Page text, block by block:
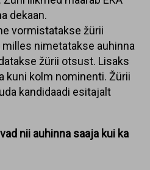
dekaan.
vormistatakse žürii
nimetatakse auhinna
žürii otsust. Lisaks
kuni kolm nominenti. Žürii
kandidaadi esitajalt
nii auhinna saaja kui ka